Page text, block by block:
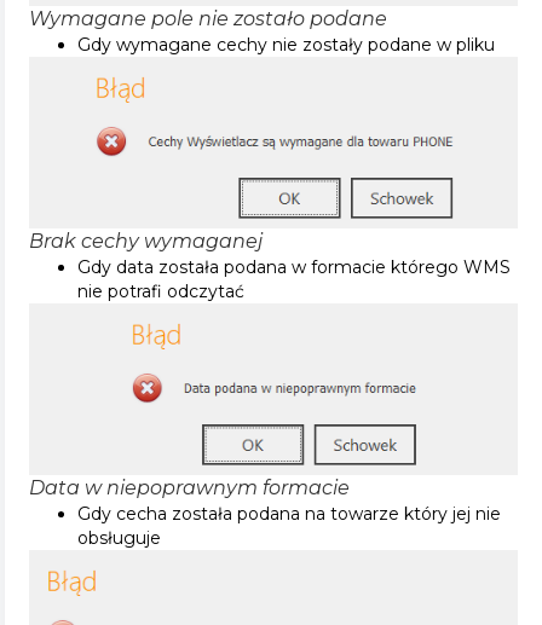
Wymagane pole nie zostało podane
Gdy wymagane cechy nie zostały podane w pliku
Brak cechy wymaganej
Gdy data została podana w formacie którego WMS
nie potrafi odczytać
Data w niepoprawnym formacie
Gdy cecha została podana na towarze który jej nie
obsługuje